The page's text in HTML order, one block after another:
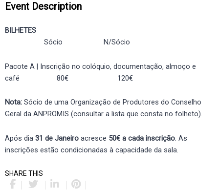
Event Description
BILHETES
Sócio N/Sócio
Pacote A | Inscrição no colóquio, documentação, almoço e
café 80€ 120€
Nota: Sócio de uma Organização de Produtores do Conselho
Geral da ANPROMIS (consultar a lista que consta no folheto).
Após dia 31 de Janeiro acresce 50€ a cada inscrição . As
inscrições estão condicionadas à capacidade da sala.
SHARE THIS